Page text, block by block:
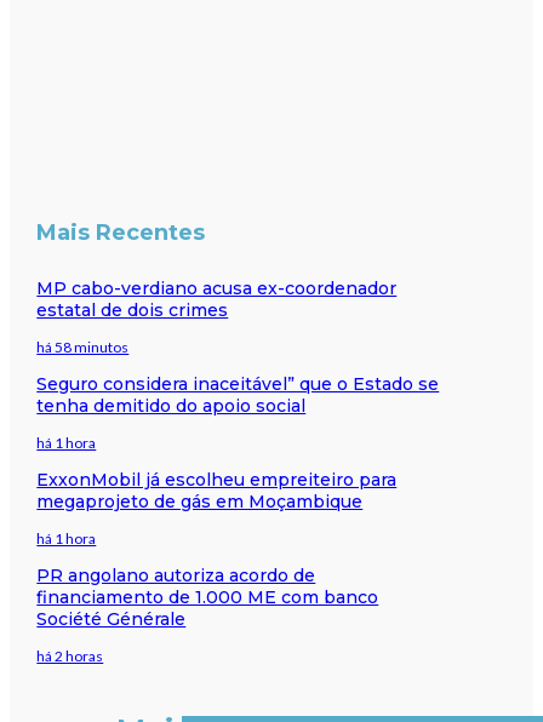
Mais Recentes
MP cabo-verdiano acusa ex-coordenador
estatal de dois crimes
há 58 minutos
Seguro considera inaceitável” que o Estado se
tenha demitido do apoio social
há 1 hora
ExxonMobil já escolheu empreiteiro para
megaprojeto de gás em Moçambique
há 1 hora
PR angolano autoriza acordo de
financiamento de 1.000 ME com banco
Société Générale
há 2 horas